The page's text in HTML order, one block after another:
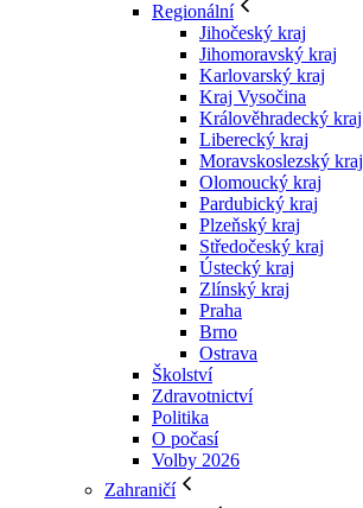
Regionální
Jihočeský kraj
Jihomoravský kraj
Karlovarský kraj
Kraj Vysočina
Králověhradecký kraj
Liberecký kraj
Moravskoslezský kraj
Olomoucký kraj
Pardubický kraj
Plzeňský kraj
Středočeský kraj
Ústecký kraj
Zlínský kraj
Praha
Brno
Ostrava
Školství
Zdravotnictví
Politika
O počasí
Volby 2026
Zahraničí